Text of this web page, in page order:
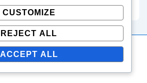
CUSTOMIZE
REJECT ALL
ACCEPT ALL